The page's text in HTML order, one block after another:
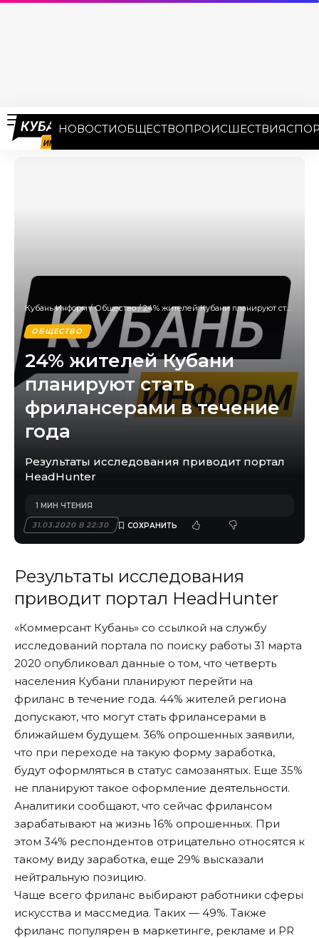
НОВОСТИОБЩЕСТВОПРОИСШЕСТВИЯ
Кубань Информ/Общество/24% жителей Кубани планируют стать фрилансерами в течение года
ОБЩЕСТВО
24% жителей Кубани
планируют стать
фрилансерами в течение
года
Результаты исследования приводит портал
HeadHunter
31.03.2020 В 22:30
1 МИН ЧТЕНИЯ
Результаты исследования
приводит портал HeadHunter
«Коммерсант Кубань» со ссылкой на службу
исследований портала по поиску работы 31 марта
2020 опубликовал данные о том, что четверть
населения Кубани планируют перейти на
фриланс в течение года. 44% жителей региона
допускают, что могут стать фрилансерами в
ближайшем будущем. 36% опрошенных заявили,
что при переходе на такую форму заработка,
будут оформляться в статус самозанятых. Еще 35%
не планируют такое оформление деятельности.
Аналитики сообщают, что сейчас фрилансом
зарабатывают на жизнь 16% опрошенных. При
этом 34% респондентов отрицательно относятся к
такому виду заработка, еще 29% высказали
нейтральную позицию.
Чаще всего фриланс выбирают работники сферы
искусства и массмедиа. Таких — 49%. Также
фриланс популярен в маркетинге, рекламе и PR